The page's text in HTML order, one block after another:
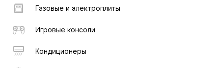
Газовые и электроплиты
Игровые консоли
Кондиционеры